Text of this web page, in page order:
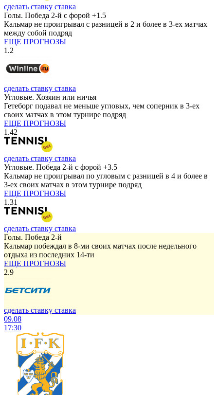
сделать ставку ставка
Голы. Победа 2-й с форой +1.5
Кальмар не проигрывал с разницей в 2 и более в 3-ех матчах
между собой подряд
ЕЩЕ ПРОГНОЗЫ
1.2
сделать ставку ставка
Угловые. Хозяин или ничья
Гетеборг подавал не меньше угловых, чем соперник в 3-ех
своих матчах в этом турнире подряд
ЕЩЕ ПРОГНОЗЫ
1.42
сделать ставку ставка
Угловые. Победа 2-й с форой +3.5
Кальмар не проигрывал по угловым с разницей в 4 и более в
3-ех своих матчах в этом турнире подряд
ЕЩЕ ПРОГНОЗЫ
1.31
сделать ставку ставка
Голы. Победа 2-й
Кальмар побеждал в 8-ми своих матчах после недельного
отдыха из последних 14-ти
ЕЩЕ ПРОГНОЗЫ
2.9
сделать ставку ставка
09.08
17:30